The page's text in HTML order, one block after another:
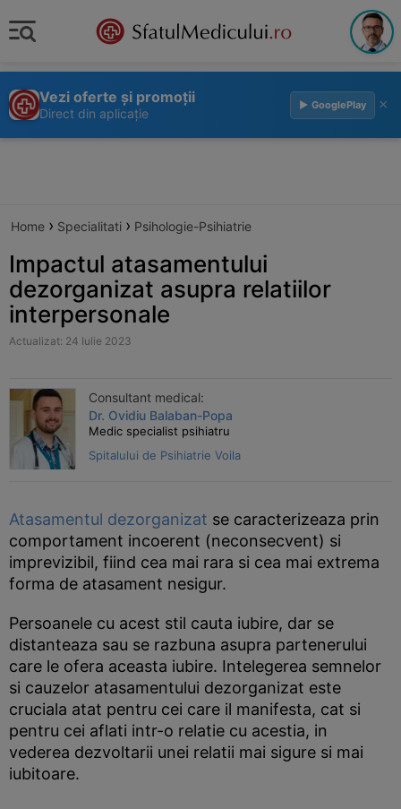
Vezi oferte și promoții
Direct din aplicație
▶ GooglePlay ×
Home › Specialitati › Psihologie-Psihiatrie
Impactul atasamentului
dezorganizat asupra relatiilor
interpersonale
Actualizat: 24 Iulie 2023
Consultant medical:
Dr. Ovidiu Balaban-Popa
Medic specialist psihiatru
Spitalului de Psihiatrie Voila
Atasamentul dezorganizat se caracterizeaza prin
comportament incoerent (neconsecvent) si
imprevizibil, fiind cea mai rara si cea mai extrema
forma de atasament nesigur.
Persoanele cu acest stil cauta iubire, dar se
distanteaza sau se razbuna asupra partenerului
care le ofera aceasta iubire. Intelegerea semnelor
si cauzelor atasamentului dezorganizat este
cruciala atat pentru cei care il manifesta, cat si
pentru cei aflati intr-o relatie cu acestia, in
vederea dezvoltarii unei relatii mai sigure si mai
iubitoare.